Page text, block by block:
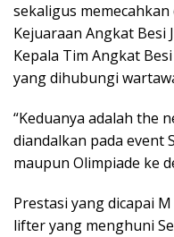
sekaligus
Kejuaraan Angkat Besi
Kepala Tim Angkat
yang dihubungi
“Keduanya adalah the
diandalkan pada event
maupun Olimpiade ke
Prestasi yang dicapai
lifter yang menghuni